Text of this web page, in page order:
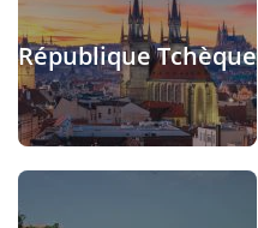
République Tchèque